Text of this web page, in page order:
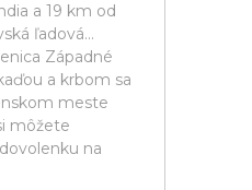
a 19 km od
ľadová...
Západné
a krbom sa
meste
môžete
na